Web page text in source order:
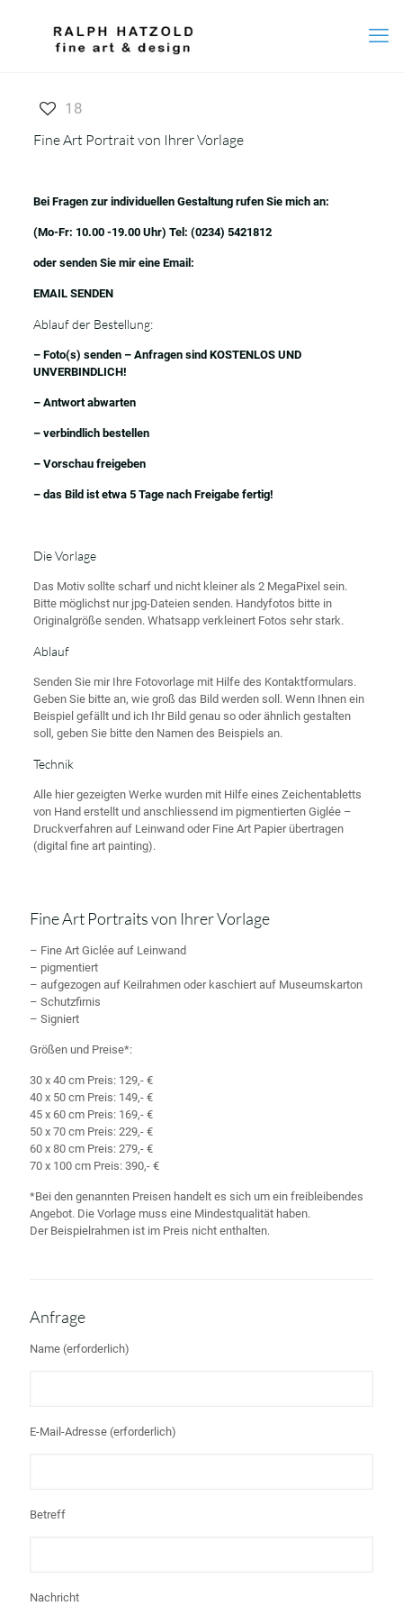
18
Fine Art Portrait von Ihrer Vorlage
Bei Fragen zur individuellen Gestaltung rufen Sie mich an:
(Mo-Fr: 10.00 -19.00 Uhr) Tel: (0234) 5421812
oder senden Sie mir eine Email:
EMAIL SENDEN
Ablauf der Bestellung:
– Foto(s) senden – Anfragen sind KOSTENLOS UND
UNVERBINDLICH!
– Antwort abwarten
– verbindlich bestellen
– Vorschau freigeben
– das Bild ist etwa 5 Tage nach Freigabe fertig!
Die Vorlage
Das Motiv sollte scharf und nicht kleiner als 2 MegaPixel sein.
Bitte möglichst nur jpg-Dateien senden. Handyfotos bitte in
Originalgröße senden. Whatsapp verkleinert Fotos sehr stark.
Ablauf
Senden Sie mir Ihre Fotovorlage mit Hilfe des Kontaktformulars.
Geben Sie bitte an, wie groß das Bild werden soll. Wenn Ihnen ein
Beispiel gefällt und ich Ihr Bild genau so oder ähnlich gestalten
soll, geben Sie bitte den Namen des Beispiels an.
Technik
Alle hier gezeigten Werke wurden mit Hilfe eines Zeichentabletts
von Hand erstellt und anschliessend im pigmentierten Giglée –
Druckverfahren auf Leinwand oder Fine Art Papier übertragen
(digital fine art painting).
Fine Art Portraits von Ihrer Vorlage
– Fine Art Giclée auf Leinwand
– pigmentiert
– aufgezogen auf Keilrahmen oder kaschiert auf Museumskarton
– Schutzfirnis
– Signiert
Größen und Preise*:
30 x 40 cm Preis: 129,- €
40 x 50 cm Preis: 149,- €
45 x 60 cm Preis: 169,- €
50 x 70 cm Preis: 229,- €
60 x 80 cm Preis: 279,- €
70 x 100 cm Preis: 390,- €
*Bei den genannten Preisen handelt es sich um ein freibleibendes
Angebot. Die Vorlage muss eine Mindestqualität haben.
Der Beispielrahmen ist im Preis nicht enthalten.
Anfrage
Name (erforderlich)
E-Mail-Adresse (erforderlich)
Betreff
Nachricht